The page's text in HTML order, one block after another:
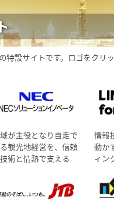
特設サイトです。ロゴをクリ
が主役となり自走で
観光地経営を、信頼
術と情熱で支える
情報
動か
ィン